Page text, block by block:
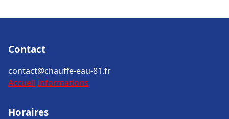
Contact
contact@chauffe-eau-81.fr
Accueil Informations
Horaires